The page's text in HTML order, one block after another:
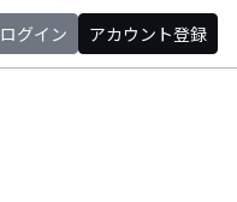
ログイン アカウント登録